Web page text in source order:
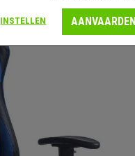
INSTELLEN